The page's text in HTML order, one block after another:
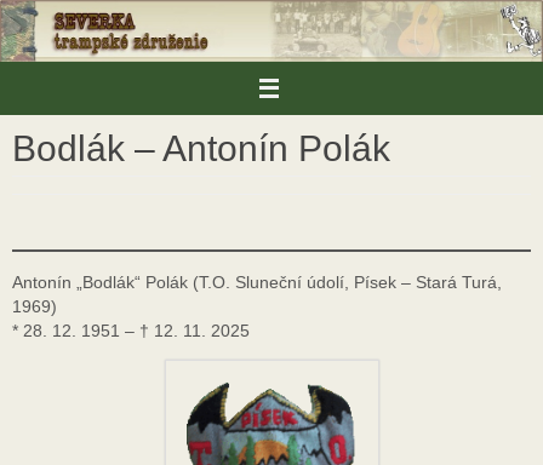
Skip
to
content
Bodlák – Antonín Polák
Antonín „Bodlák“ Polák (T.O. Sluneční údolí, Písek – Stará Turá,
1969)
* 28. 12. 1951 – † 12. 11. 2025